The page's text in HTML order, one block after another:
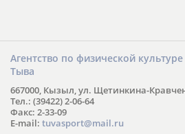
Агентство по физической
Тыва
667000, Кызыл, ул. Щетинкина-
Тел.: (39422) 2-06-64
Факс: 2-33-09
E-mail: tuvasport@mail.ru